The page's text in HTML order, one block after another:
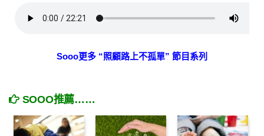
Sooo更多 “照顧路上不孤單” 節目系列
SOOO推薦……